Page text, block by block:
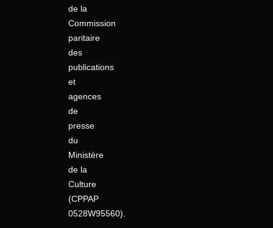
de la
Commission
paritaire
des
publications
et
agences
de
presse
du
Ministère
de la
Culture
(CPPAP
0528W95560).